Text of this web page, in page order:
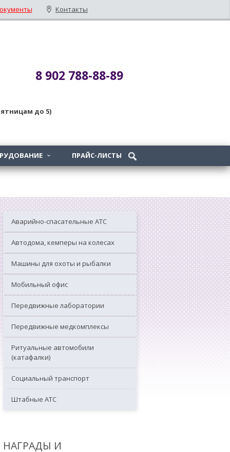
Контакты
8 902 788-88-89
до 5)
 ПРАЙС-ЛИСТЫ
Аварийно-спасательные АТС
Автодома, кемперы на колесах
Машины для охоты и рыбалки
Мобильный офис
Передвижные лаборатории
Передвижные медкомплексы
Ритуальные автомобили
(катафалки)
Социальный транспорт
Штабные АТС
НАГРАДЫ И